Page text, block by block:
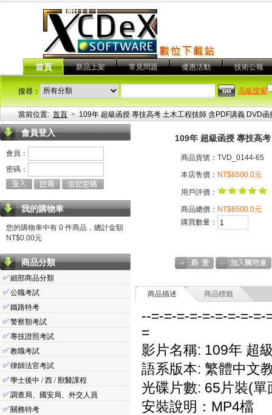
首頁 新品上架 常見問題 優惠活動 技術公報
搜尋： 高級搜索
當前位置: 首頁 > 109年 超級函授 專技高考 土木工程技師 含PDF講義 DVD
會員登入
會員：
密碼：
我的購物車
您的購物車中有 0 件商品，總計金額
NT$0.00元
商品分類
✅細部商品分類
✅公職考試
✅鐵路特考
✅警察類考試
✅專技證照考試
✅教職考試
✅律師法官考試
✅學士後中 / 西 / 獸醫課程
✅調查局、國安局、外交人員
✅ 關務特考
109年 超級函授 專技高
商品貨號：TVD_0144-65
本店售價： NT$6500.0元
用戶評價：
商品總價： NT$6500.0元
購買數量：
商品描述 商品標籤
--=-=-=-=-=-=-=-=-=-
=
影片名稱: 109年 超
語系版本: 繁體中文
光碟片數: 65片裝(單
安裝說明：MP4檔